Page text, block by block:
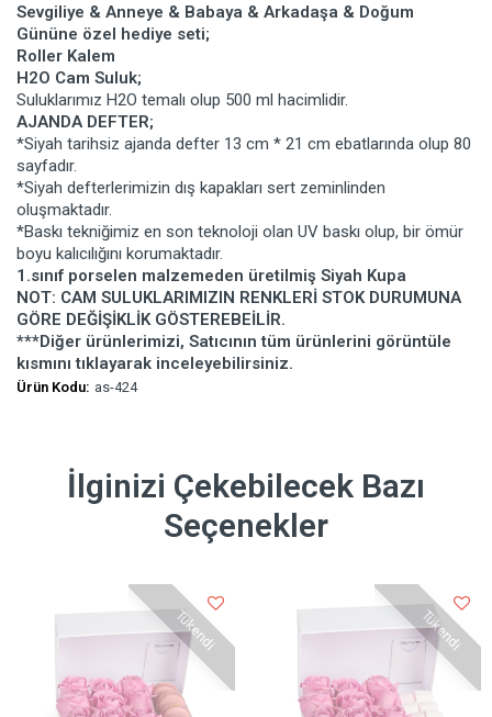
Sevgiliye & Anneye & Babaya & Arkadaşa & Doğum
Gününe özel hediye seti;
Roller Kalem
H2O Cam Suluk;
Suluklarımız H2O temalı olup 500 ml hacimlidir.
AJANDA DEFTER;
*Siyah tarihsiz ajanda defter 13 cm * 21 cm ebatlarında olup 80
sayfadır.
*Siyah defterlerimizin dış kapakları sert zeminlinden
oluşmaktadır.
*Baskı tekniğimiz en son teknoloji olan UV baskı olup, bir ömür
boyu kalıcılığını korumaktadır.
1.sınıf porselen malzemeden üretilmiş Siyah Kupa
NOT: CAM SULUKLARIMIZIN RENKLERİ STOK DURUMUNA
GÖRE DEĞİŞİKLİK GÖSTEREBEİLİR.
***Diğer ürünlerimizi, Satıcının tüm ürünlerini görüntüle
kısmını tıklayarak inceleyebilirsiniz.
Ürün Kodu: as-424
İlginizi Çekebilecek Bazı
Seçenekler
Tükendi Tükendi